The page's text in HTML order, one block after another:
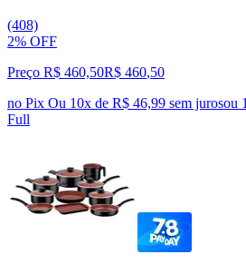
(408)
2% OFF
Preço R$ 460,50R$ 460,50
no Pix Ou 10x de R$ 46,99 sem jurosou
Full